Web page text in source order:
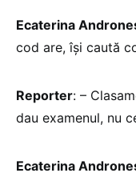
Ecaterina
cod are, îşi caută
Reporter: –
dau examenul, nu
Ecaterina